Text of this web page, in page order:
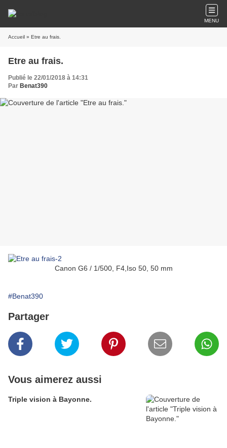
MENU
Accueil » Etre au frais.
Etre au frais.
Publié le 22/01/2018 à 14:31
Par Benat390
Canon G6 / 1/500, F4,Iso 50, 50 mm
#Benat390
Partager
Vous aimerez aussi
Triple vision à Bayonne.